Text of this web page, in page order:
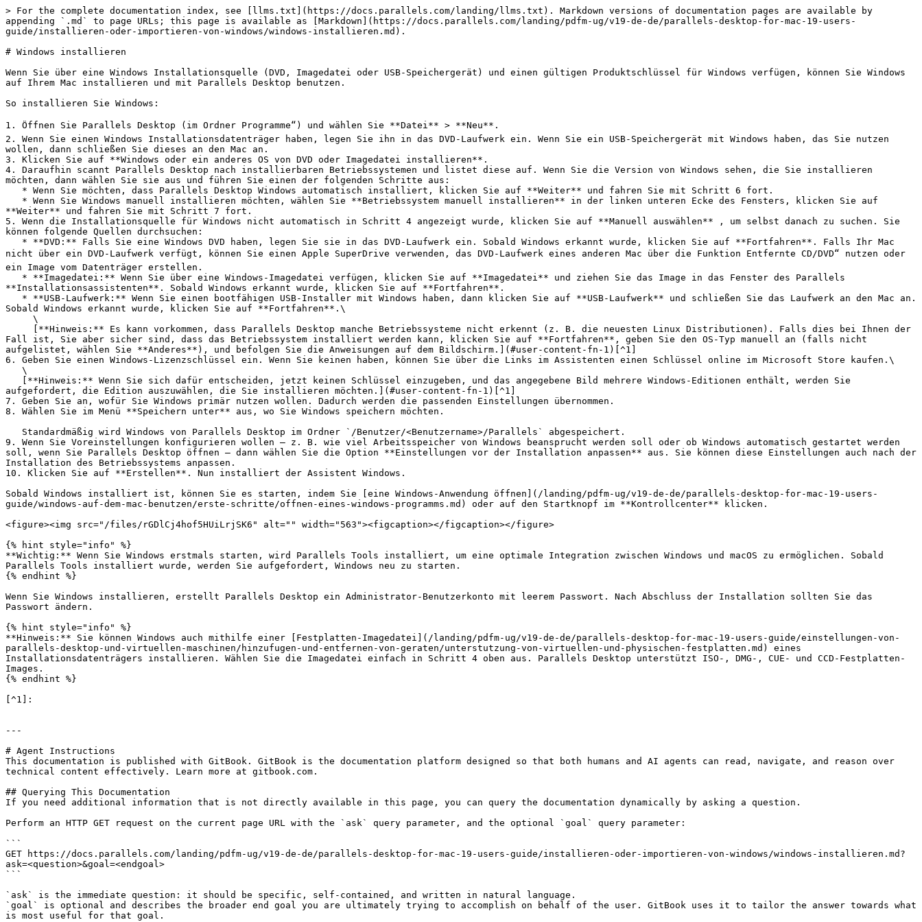
> For the complete documentation index, see [llms.txt](https://docs.parallels.com/landing/llms.txt). Markdown versions of documentation pages are available by
appending `.md` to page URLs; this page is available as [Markdown](https://docs.parallels.com/landing/pdfm-ug/v19-de-de/parallels-desktop-for-mac-19-users-
guide/installieren-oder-importieren-von-windows/windows-installieren.md).
# Windows installieren
Wenn Sie über eine Windows Installationsquelle (DVD, Imagedatei oder USB-Speichergerät) und einen gültigen Produktschlüssel für Windows verfügen, können Sie Windows
auf Ihrem Mac installieren und mit Parallels Desktop benutzen.
So installieren Sie Windows:
1. Öffnen Sie Parallels Desktop (im Ordner Programme“) und wählen Sie **Datei** > **Neu**.
2. Wenn Sie einen Windows Installationsdatenträger haben, legen Sie ihn in das DVD-Laufwerk ein. Wenn Sie ein USB-Speichergerät mit Windows haben, das Sie nutzen
wollen, dann schließen Sie dieses an den Mac an.
3. Klicken Sie auf **Windows oder ein anderes OS von DVD oder Imagedatei installieren**.
4. Daraufhin scannt Parallels Desktop nach installierbaren Betriebssystemen und listet diese auf. Wenn Sie die Version von Windows sehen, die Sie installieren
möchten, dann wählen Sie sie aus und führen Sie einen der folgenden Schritte aus:
**Weiter** und fahren Sie mit Schritt 7 fort.
5. Wenn die Installationsquelle für Windows nicht automatisch in Schritt 4 angezeigt wurde, klicken Sie auf **Manuell auswählen** , um selbst danach zu suchen. Sie
können folgende Quellen durchsuchen:
nicht über ein DVD-Laufwerk verfügt, können Sie einen Apple SuperDrive verwenden, das DVD-Laufwerk eines anderen Mac über die Funktion Entfernte CD/DVD“ nutzen oder
ein Image vom Datenträger erstellen.
**Installationsassistenten**. Sobald Windows erkannt wurde, klicken Sie auf **Fortfahren**.
Sobald Windows erkannt wurde, klicken Sie auf **Fortfahren**.\
Fall ist, Sie aber sicher sind, dass das Betriebssystem installiert werden kann, klicken Sie auf **Fortfahren**, geben Sie den OS-Typ manuell an (falls nicht
aufgelistet, wählen Sie **Anderes**), und befolgen Sie die Anweisungen auf dem Bildschirm.](#user-content-fn-1)[^1]
6. Geben Sie einen Windows-Lizenzschlüssel ein. Wenn Sie keinen haben, können Sie über die Links im Assistenten einen Schlüssel online im Microsoft Store kaufen.\
aufgefordert, die Edition auszuwählen, die Sie installieren möchten.](#user-content-fn-1)[^1]
7. Geben Sie an, wofür Sie Windows primär nutzen wollen. Dadurch werden die passenden Einstellungen übernommen.
8. Wählen Sie im Menü **Speichern unter** aus, wo Sie Windows speichern möchten.
9. Wenn Sie Voreinstellungen konfigurieren wollen – z. B. wie viel Arbeitsspeicher von Windows beansprucht werden soll oder ob Windows automatisch gestartet werden
soll, wenn Sie Parallels Desktop öffnen – dann wählen Sie die Option **Einstellungen vor der Installation anpassen** aus. Sie können diese Einstellungen auch nach der
Installation des Betriebssystems anpassen.
10. Klicken Sie auf **Erstellen**. Nun installiert der Assistent Windows.
Sobald Windows installiert ist, können Sie es starten, indem Sie [eine Windows-Anwendung öffnen](/landing/pdfm-ug/v19-de-de/parallels-desktop-for-mac-19-users-
guide/windows-auf-dem-mac-benutzen/erste-schritte/offnen-eines-windows-programms.md) oder auf den Startknopf im **Kontrollcenter** klicken.
<figure><img src="/files/rGDlCj4hof5HUiLrjSK6" alt="" width="563"><figcaption></figcaption></figure>
{% hint style="info" %}
**Wichtig:** Wenn Sie Windows erstmals starten, wird Parallels Tools installiert, um eine optimale Integration zwischen Windows und macOS zu ermöglichen. Sobald
Parallels Tools installiert wurde, werden Sie aufgefordert, Windows neu zu starten.
{% endhint %}
Wenn Sie Windows installieren, erstellt Parallels Desktop ein Administrator-Benutzerkonto mit leerem Passwort. Nach Abschluss der Installation sollten Sie das
Passwort ändern.
{% hint style="info" %}
**Hinweis:** Sie können Windows auch mithilfe einer [Festplatten-Imagedatei](/landing/pdfm-ug/v19-de-de/parallels-desktop-for-mac-19-users-guide/einstellungen-von-
parallels-desktop-und-virtuellen-maschinen/hinzufugen-und-entfernen-von-geraten/unterstutzung-von-virtuellen-und-physischen-festplatten.md) eines
Installationsdatenträgers installieren. Wählen Sie die Imagedatei einfach in Schritt 4 oben aus. Parallels Desktop unterstützt ISO-, DMG-, CUE- und CCD-Festplatten-
Images.
{% endhint %}
[^1]:
---
# Agent Instructions
This documentation is published with GitBook. GitBook is the documentation platform designed so that both humans and AI agents can read, navigate, and reason over
technical content effectively. Learn more at gitbook.com.
## Querying This Documentation
If you need additional information that is not directly available in this page, you can query the documentation dynamically by asking a question.
Perform an HTTP GET request on the current page URL with the `ask` query parameter, and the optional `goal` query parameter:
```
GET https://docs.parallels.com/landing/pdfm-ug/v19-de-de/parallels-desktop-for-mac-19-users-guide/installieren-oder-importieren-von-windows/windows-installieren.md?
ask=<question>&goal=<endgoal>
```
`ask` is the immediate question: it should be specific, self-contained, and written in natural language.
`goal` is optional and describes the broader end goal you are ultimately trying to accomplish on behalf of the user. GitBook uses it to tailor the answer towards what
is most useful for that goal.